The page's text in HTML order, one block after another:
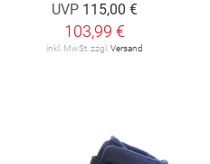
UVP 115,00 €
103,99 €
inkl. MwSt. zzgl. Versand